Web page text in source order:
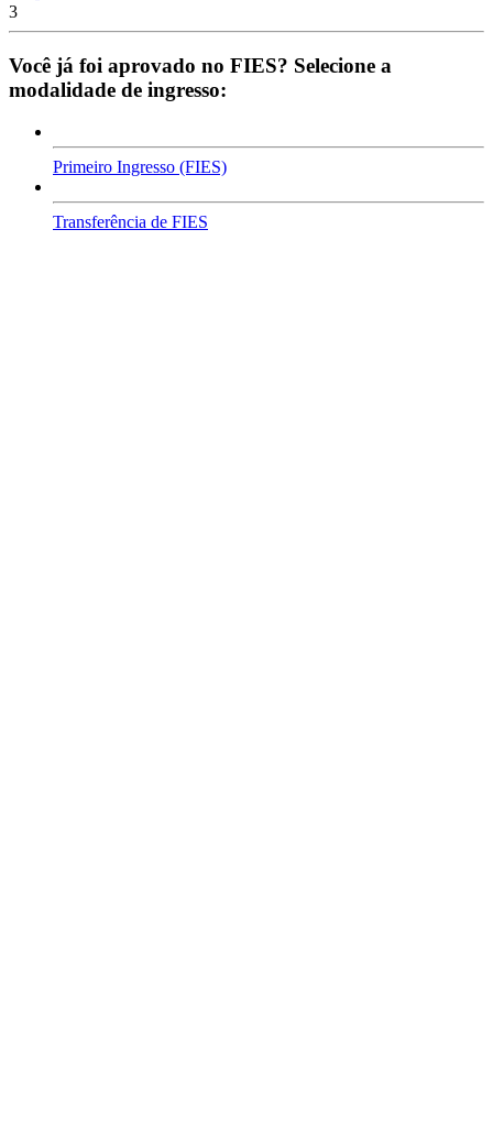
3
Você já foi aprovado no FIES? Selecione a
modalidade de ingresso:
Primeiro Ingresso (FIES)
Transferência de FIES